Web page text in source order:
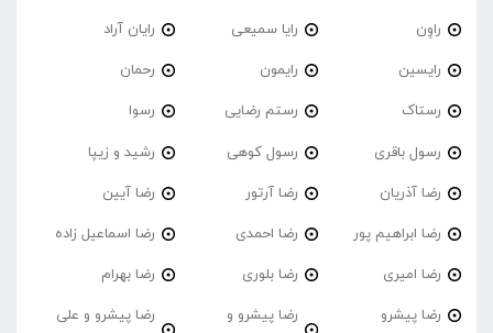
راوِن رایا سمیعی رایان آراد
رایسین رایمون رحمان
رستاک رستم رضایی رسوا
رسول باقری رسول کوهی رشید و زیپا
رضا آذریان رضا آرتور رضا آیین
رضا ابراهیم پور رضا احمدی رضا اسماعیل زاده
رضا امیری رضا بلوری رضا بهرام
رضا پیشرو
رضا پیشرو و
رضا پیشرو و علی